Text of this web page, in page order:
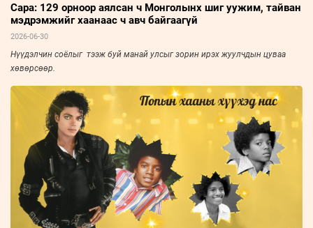
Сара: 129 орноор аялсан ч Монголынх шиг уужим, тайван
мэдрэмжийг хаанаас ч авч байгаагүй
2026-06-30
Нүүдэлчин соёлыг тээж буй манай улсыг зорин ирэх жуулчдын цуваа
хөвөрсөөр.